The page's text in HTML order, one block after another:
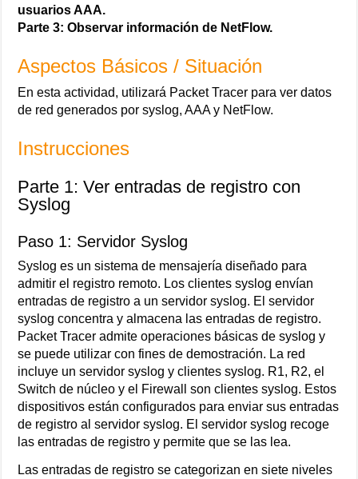
usuarios AAA.
Parte 3: Observar información de NetFlow.
Aspectos Básicos / Situación
En esta actividad, utilizará Packet Tracer para ver datos
de red generados por syslog, AAA y NetFlow.
Instrucciones
Parte 1: Ver entradas de registro con
Syslog
Paso 1: Servidor Syslog
Syslog es un sistema de mensajería diseñado para
admitir el registro remoto. Los clientes syslog envían
entradas de registro a un servidor syslog. El servidor
syslog concentra y almacena las entradas de registro.
Packet Tracer admite operaciones básicas de syslog y
se puede utilizar con fines de demostración. La red
incluye un servidor syslog y clientes syslog. R1, R2, el
Switch de núcleo y el Firewall son clientes syslog. Estos
dispositivos están configurados para enviar sus entradas
de registro al servidor syslog. El servidor syslog recoge
las entradas de registro y permite que se las lea.
Las entradas de registro se categorizan en siete niveles